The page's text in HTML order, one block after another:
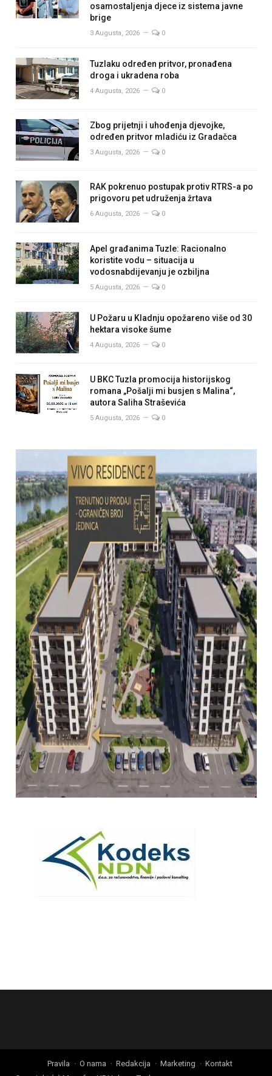
osamostaljenja djece iz sistema javne
brige
3 Augusta, 2026 0
Tuzlaku određen pritvor, pronađena
droga i ukradena roba
4 Augusta, 2026 0
Zbog prijetnji i uhođenja djevojke,
određen pritvor mladiću iz Gradačca
3 Augusta, 2026 0
RAK pokrenuo postupak protiv RTRS-a po
prigovoru pet udruženja žrtava
6 Augusta, 2026 0
Apel građanima Tuzle: Racionalno
koristite vodu – situacija u
vodosnabdijevanju je ozbiljna
5 Augusta, 2026 0
U Požaru u Kladnju opožareno više od 30
hektara visoke šume
4 Augusta, 2026 0
U BKC Tuzla promocija historijskog
romana „Pošalji mi busjen s Malina“,
autora Saliha Straševića
5 Augusta, 2026 0
Pravila O nama Redakcija Marketing
Kontakt